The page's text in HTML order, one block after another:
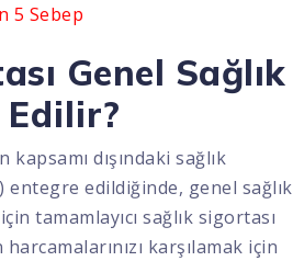
5 Sebep
Genel Sağlık
Edilir?
kapsamı dışındaki sağlık
entegre edildiğinde, genel sağlık
tamamlayıcı sağlık sigortası
karşılamak için